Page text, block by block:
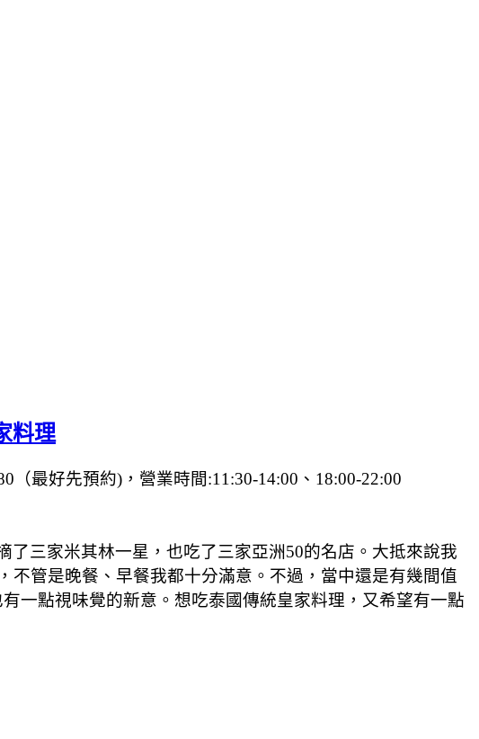
料理
（最好先預約)，營業時間:11:30-14:00、18:00-22:00
三家米其林一星，也吃了三家亞洲50的名店。大抵來說我
管是晚餐、早餐我都十分滿意。不過，當中還是有幾間值
一點視味覺的新意。想吃泰國傳統皇家料理，又希望有一點